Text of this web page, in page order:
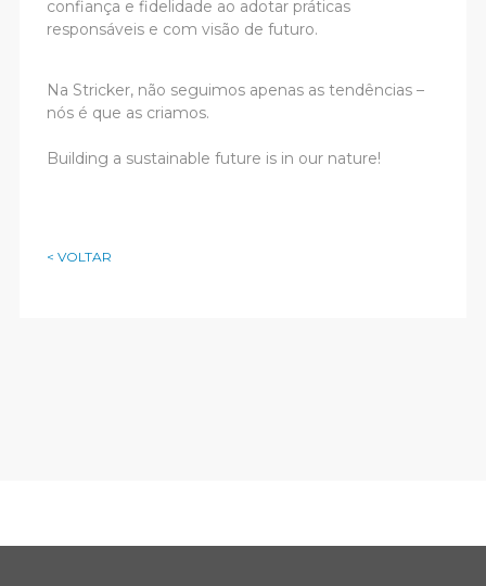
confiança e fidelidade ao adotar práticas
responsáveis e com visão de futuro.
Na Stricker, não seguimos apenas as tendências –
nós é que as criamos.
Building a sustainable future is in our nature!
< VOLTAR